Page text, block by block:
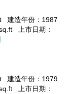
建造年份：1987
上市日期：
建造年份：1979
上市日期：